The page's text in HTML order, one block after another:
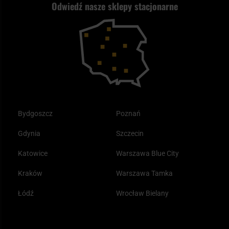
Reklamacje i gwarancja
Odwiedź nasze sklepy stacjonarne
Bydgoszcz
Gdynia
Katowice
Kraków
Łódź
Poznań
Szczecin
Warszawa Blue City
Warszawa Tamka
Wrocław Bielany
Kupony i kody rabatowe
Plecak ewakuacyjny preppersa
Samoobrona